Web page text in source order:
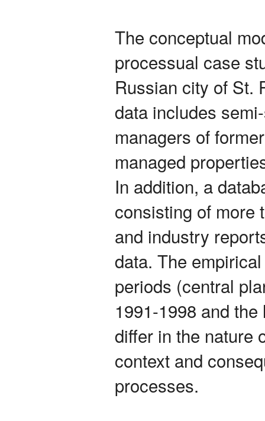
The conceptual
processual case
Russian city of St.
data includes
managers of
managed
In addition, a
consisting of more
and industry
data. The
periods (central
1991-1998 and
differ in the nature
context and
processes.